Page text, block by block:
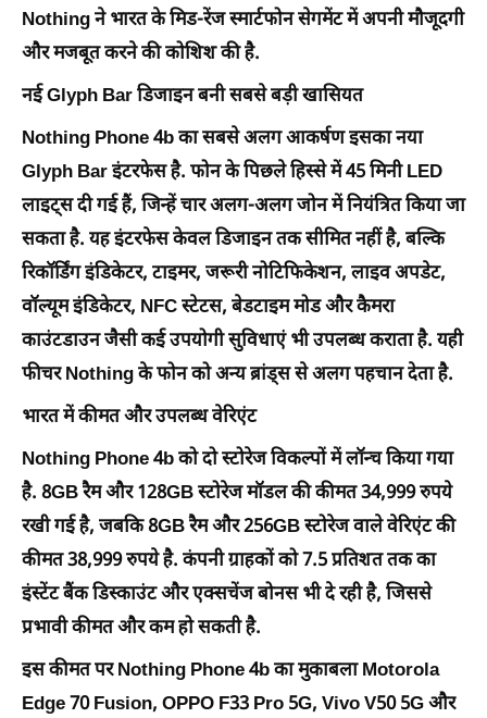
Nothing ने भारत के मिड-रेंज स्मार्टफोन सेगमेंट में अपनी मौजूदगी
और मजबूत करने की कोशिश की है.
नई Glyph Bar डिजाइन बनी सबसे बड़ी खासियत
Nothing Phone 4b का सबसे अलग आकर्षण इसका नया
Glyph Bar इंटरफेस है. फोन के पिछले हिस्से में 45 मिनी LED
लाइट्स दी गई हैं, जिन्हें चार अलग-अलग जोन में नियंत्रित किया जा
सकता है. यह इंटरफेस केवल डिजाइन तक सीमित नहीं है, बल्कि
रिकॉर्डिंग इंडिकेटर, टाइमर, जरूरी नोटिफिकेशन, लाइव अपडेट,
वॉल्यूम इंडिकेटर, NFC स्टेटस, बेडटाइम मोड और कैमरा
काउंटडाउन जैसी कई उपयोगी सुविधाएं भी उपलब्ध कराता है. यही
फीचर Nothing के फोन को अन्य ब्रांड्स से अलग पहचान देता है.
भारत में कीमत और उपलब्ध वेरिएंट
Nothing Phone 4b को दो स्टोरेज विकल्पों में लॉन्च किया गया
है. 8GB रैम और 128GB स्टोरेज मॉडल की कीमत 34,999 रुपये
रखी गई है, जबकि 8GB रैम और 256GB स्टोरेज वाले वेरिएंट की
कीमत 38,999 रुपये है. कंपनी ग्राहकों को 7.5 प्रतिशत तक का
इंस्टेंट बैंक डिस्काउंट और एक्सचेंज बोनस भी दे रही है, जिससे
प्रभावी कीमत और कम हो सकती है.
इस कीमत पर Nothing Phone 4b का मुकाबला Motorola
Edge 70 Fusion, OPPO F33 Pro 5G, Vivo V50 5G और